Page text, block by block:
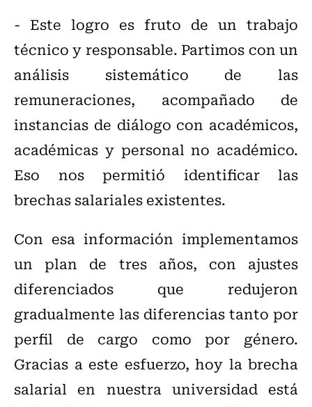
- Este logro es fruto de un trabajo
técnico y responsable. Partimos con un
análisis sistemático de las
remuneraciones, acompañado de
instancias de diálogo con académicos,
académicas y personal no académico.
Eso nos permitió identificar las
brechas salariales existentes.
Con esa información implementamos
un plan de tres años, con ajustes
diferenciados que redujeron
gradualmente las diferencias tanto por
perfil de cargo como por género.
Gracias a este esfuerzo, hoy la brecha
salarial en nuestra universidad está